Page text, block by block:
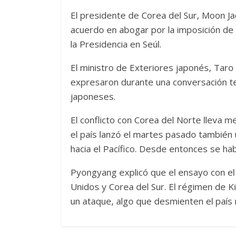
El presidente de Corea del Sur, Moon
acuerdo en abogar por la imposición
la Presidencia en Seúl.
El ministro de Exteriores japonés,
expresaron durante una conversación
japoneses.
El conflicto con Corea del Norte lleva
el país lanzó el martes pasado
hacia el Pacífico. Desde entonces se
Pyongyang explicó que el ensayo con
Unidos y Corea del Sur. El régimen de
un ataque, algo que desmienten el país